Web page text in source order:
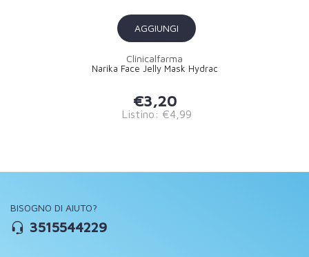
AGGIUNGI
Clinicalfarma
Narika Face Jelly Mask Hydrac
€3,20
Listino: €4,99
BISOGNO DI AIUTO?
3515544229